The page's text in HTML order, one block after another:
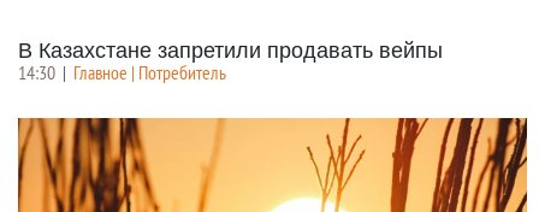
В Казахстане запретили продавать вейпы
14:30 | Главное | Потребитель